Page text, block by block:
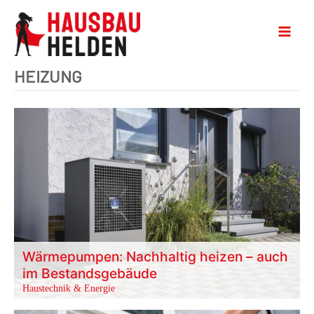
HEIZUNG
Wärmepumpen: Nachhaltig heizen – auch
im Bestandsgebäude
Haustechnik & Energie